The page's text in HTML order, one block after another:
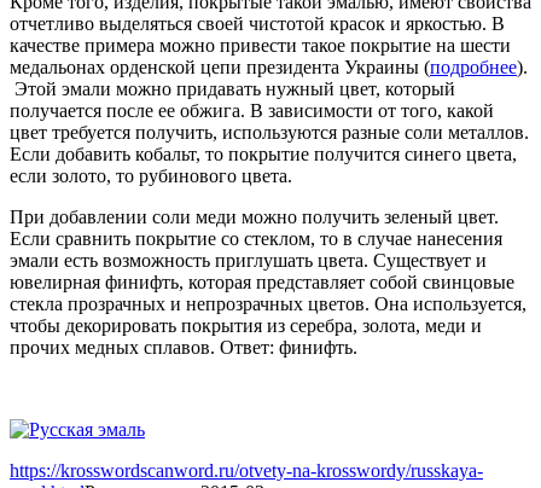
отчетливо выделяться своей чистотой красок и яркостью. В
качестве примера можно привести такое покрытие на шести
медальонах орденской цепи президента Украины (подробнее).
Этой эмали можно придавать нужный цвет, который
получается после ее обжига. В зависимости от того, какой
цвет требуется получить, используются разные соли металлов.
Если добавить кобальт, то покрытие получится синего цвета,
если золото, то рубинового цвета.
При добавлении соли меди можно получить зеленый цвет.
Если сравнить покрытие со стеклом, то в случае нанесения
эмали есть возможность приглушать цвета. Существует и
ювелирная финифть, которая представляет собой свинцовые
стекла прозрачных и непрозрачных цветов. Она используется,
чтобы декорировать покрытия из серебра, золота, меди и
прочих медных сплавов. Ответ: финифть.
https://krosswordscanword.ru/otvety-na-krosswordy/russkaya-